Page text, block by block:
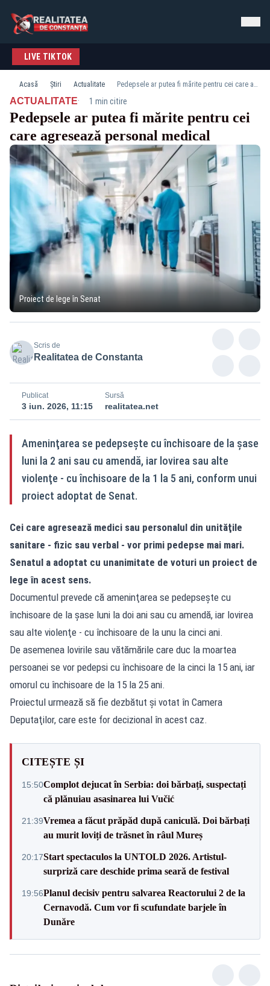
LIVE TIKTOK
Acasă Știri Actualitate Pedepsele ar putea fi mărite pentru cei care agresează personal medical
ACTUALITATE· 1 min citire
Pedepsele ar putea fi mărite pentru cei
care agresează personal medical
Proiect de lege în Senat
Scris de
Realitatea de Constanta
Publicat
3 iun. 2026, 11:15
Sursă
realitatea.net
Ameninţarea se pedepseşte cu închisoare de la șase
luni la 2 ani sau cu amendă, iar lovirea sau alte
violenţe - cu închisoare de la 1 la 5 ani, conform unui
proiect adoptat de Senat.
Cei care agresează medici sau personalul din unităţile
sanitare - fizic sau verbal - vor primi pedepse mai mari.
Senatul a adoptat cu unanimitate de voturi un proiect de
lege în acest sens.
Documentul prevede că ameninţarea se pedepseşte cu
închisoare de la șase luni la doi ani sau cu amendă, iar lovirea
sau alte violenţe - cu închisoare de la unu la cinci ani.
De asemenea lovirile sau vătămările care duc la moartea
persoanei se vor pedepsi cu închisoare de la cinci la 15 ani, iar
omorul cu închisoare de la 15 la 25 ani.
Proiectul urmează să fie dezbătut şi votat în Camera
Deputaţilor, care este for decizional în acest caz.
CITEȘTE ȘI
15:50Complot dejucat în Serbia: doi bărbați, suspectați
că plănuiau asasinarea lui Vučić
21:39Vremea a făcut prăpăd după caniculă. Doi bărbați
au murit loviți de trăsnet în râul Mureș
20:17Start spectaculos la UNTOLD 2026. Artistul-
surpriză care deschide prima seară de festival
19:56Planul decisiv pentru salvarea Reactorului 2 de la
Cernavodă. Cum vor fi scufundate barjele în
Dunăre